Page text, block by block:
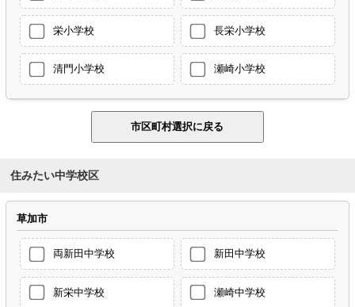
栄小学校 長栄小学校
清門小学校 瀬崎小学校
住みたい中学校区
草加市
両新田中学校 新田中学校
新栄中学校 瀬崎中学校